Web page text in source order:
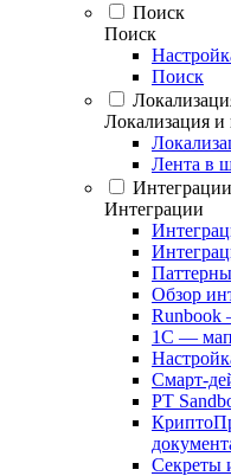
Поиск
Поиск
Поиск
Локализация и
Лента в
Интеграции
Интеграции
Обзор
Runbook
1С —
Смарт-
PT
Секреты